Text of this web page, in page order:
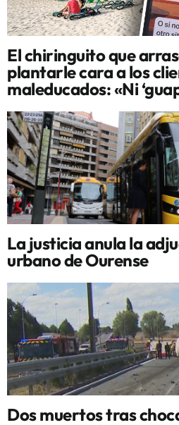
El chiringuito que
plantarle cara a los
maleducados: «Ni
La justicia anula la
urbano de Ourense
Dos muertos tras